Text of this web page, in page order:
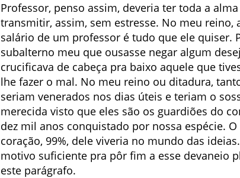
Professor, penso assim, deveria ter toda a
transmitir, assim, sem estresse. No meu
salário de um professor é tudo que ele quiser.
subalterno meu que ousasse negar algum
crucificava de cabeça pra baixo aquele que
lhe fazer o mal. No meu reino ou ditadura,
seriam venerados nos dias úteis e teriam o
merecida visto que eles são os guardiões do
dez mil anos conquistado por nossa espécie.
coração, 99%, dele viveria no mundo das
motivo suficiente pra pôr fim a esse devaneio
este parágrafo.